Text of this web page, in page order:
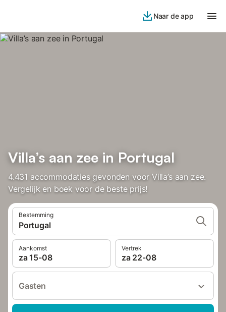
Naar de app
Villa’s aan zee in Portugal
4.431 accommodaties gevonden voor Villa’s aan zee.
Vergelijk en boek voor de beste prijs!
Bestemming
Portugal
Aankomst
za 15-08
Vertrek
za 22-08
Gasten